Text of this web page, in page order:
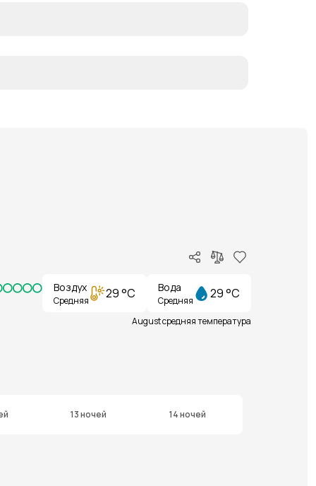
Воздух
Средняя 29 °C Вода
Средняя 29 °C
August средняя температура
13 ночей 14 ночей